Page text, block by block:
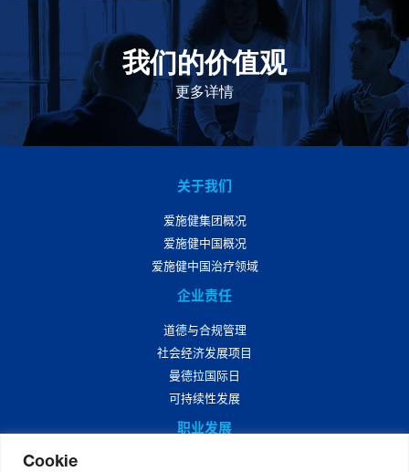
Cookie
我们的价值观
更多详情
我们的价值观是爱施健存立和发展的基石。集团上下以
此为指引，为实现集团目标而共同奋斗。
关于我们
爱施健集团概况
爱施健中国概况
爱施健中国治疗领域
企业责任
道德与合规管理
社会经济发展项目
曼德拉国际日
可持续性发展
职业发展